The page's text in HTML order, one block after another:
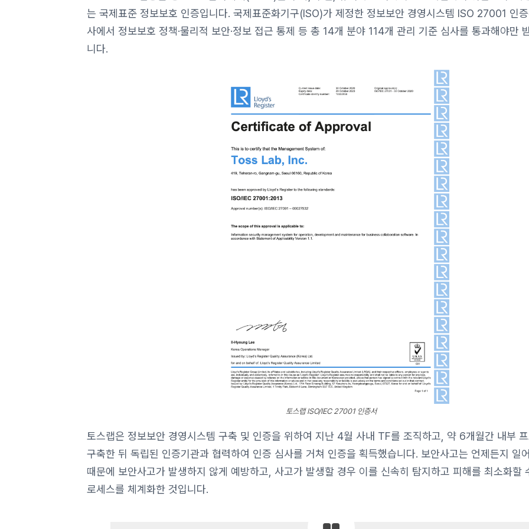
는 국제표준 정보보호 인증입니다. 국제표준화기구(ISO)가 제정한 정보보안 경영시스템 ISO 27001 인
사에서 정보보호 정책·물리적 보안·정보 접근 통제 등 총 14개 분야 114개 관리 기준 심사를 통과해야만
니다.
토스랩 ISO/IEC 27001 인증서
토스랩은 정보보안 경영시스템 구축 및 인증을 위하여 지난 4월 사내 TF를 조직하고, 약 6개월간 내부
구축한 뒤 독립된 인증기관과 협력하여 인증 심사를 거쳐 인증을 획득했습니다. 보안사고는 언제든지 일
때문에 보안사고가 발생하지 않게 예방하고, 사고가 발생할 경우 이를 신속히 탐지하고 피해를 최소화할
로세스를 체계화한 것입니다.